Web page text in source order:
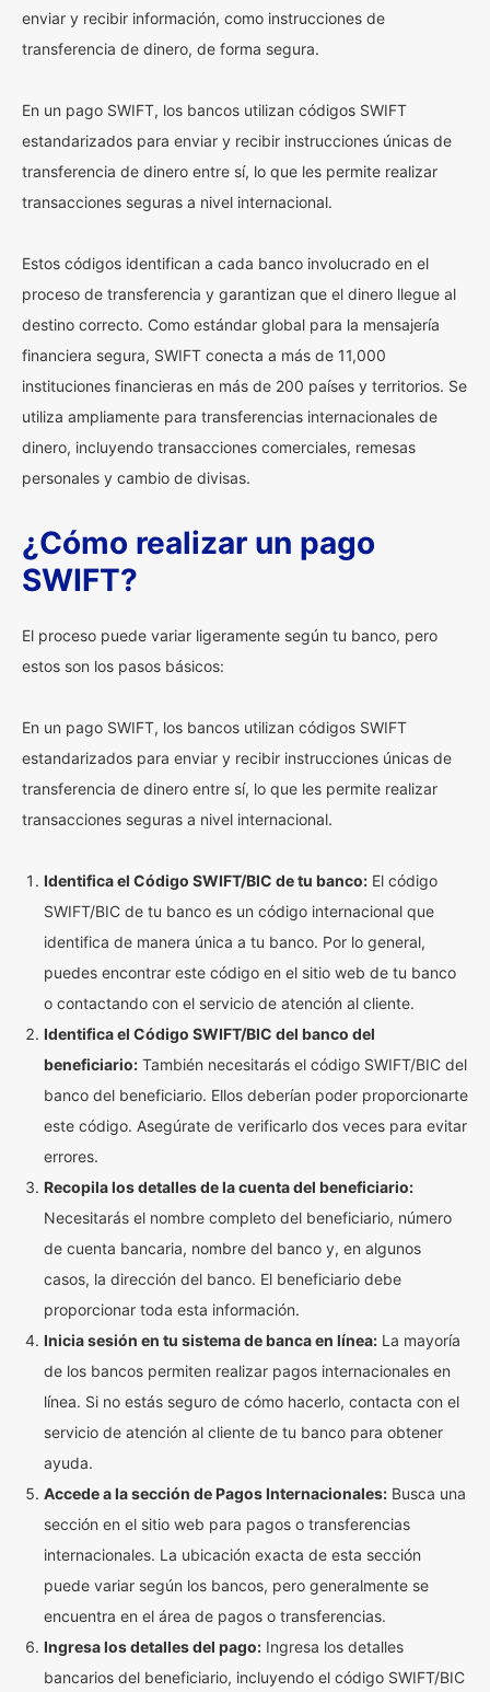
enviar y recibir información, como instrucciones de
transferencia de dinero, de forma segura.
En un pago SWIFT, los bancos utilizan códigos SWIFT
estandarizados para enviar y recibir instrucciones únicas de
transferencia de dinero entre sí, lo que les permite realizar
transacciones seguras a nivel internacional.
Estos códigos identifican a cada banco involucrado en el
proceso de transferencia y garantizan que el dinero llegue al
destino correcto. Como estándar global para la mensajería
financiera segura, SWIFT conecta a más de 11,000
instituciones financieras en más de 200 países y territorios. Se
utiliza ampliamente para transferencias internacionales de
dinero, incluyendo transacciones comerciales, remesas
personales y cambio de divisas.
¿Cómo realizar un pago
SWIFT?
El proceso puede variar ligeramente según tu banco, pero
estos son los pasos básicos:
En un pago SWIFT, los bancos utilizan códigos SWIFT
estandarizados para enviar y recibir instrucciones únicas de
transferencia de dinero entre sí, lo que les permite realizar
transacciones seguras a nivel internacional.
Identifica el Código SWIFT/BIC de tu banco: El código
SWIFT/BIC de tu banco es un código internacional que
identifica de manera única a tu banco. Por lo general,
puedes encontrar este código en el sitio web de tu banco
o contactando con el servicio de atención al cliente.
Identifica el Código SWIFT/BIC del banco del
beneficiario: También necesitarás el código SWIFT/BIC del
banco del beneficiario. Ellos deberían poder proporcionarte
este código. Asegúrate de verificarlo dos veces para evitar
errores.
Recopila los detalles de la cuenta del beneficiario:
Necesitarás el nombre completo del beneficiario, número
de cuenta bancaria, nombre del banco y, en algunos
casos, la dirección del banco. El beneficiario debe
proporcionar toda esta información.
Inicia sesión en tu sistema de banca en línea: La mayoría
de los bancos permiten realizar pagos internacionales en
línea. Si no estás seguro de cómo hacerlo, contacta con el
servicio de atención al cliente de tu banco para obtener
ayuda.
Accede a la sección de Pagos Internacionales: Busca una
sección en el sitio web para pagos o transferencias
internacionales. La ubicación exacta de esta sección
puede variar según los bancos, pero generalmente se
encuentra en el área de pagos o transferencias.
Ingresa los detalles del pago: Ingresa los detalles
bancarios del beneficiario, incluyendo el código SWIFT/BIC